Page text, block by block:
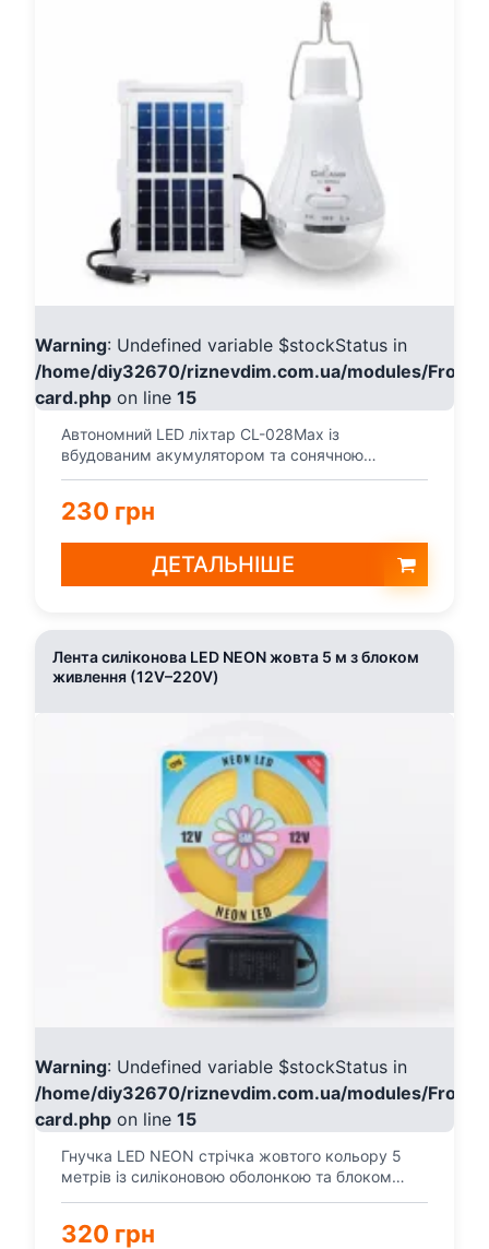
Warning: Undefined variable $stockStatus in
/home/diy32670/riznevdim.com.ua/modules/
card.php on line 15
Автономний LED ліхтар CL-028Max із
вбудованим акумулятором та сонячною
панеллю. Освітлення для дому,...
230 грн
ДЕТАЛЬНІШЕ
Лента силіконова LED NEON жовта 5 м з блоком
живлення (12V–220V)
Warning: Undefined variable $stockStatus in
/home/diy32670/riznevdim.com.ua/modules/
card.php on line 15
Гнучка LED NEON стрічка жовтого кольору 5
метрів із силіконовою оболонкою та блоком
живлення в компл...
320 грн